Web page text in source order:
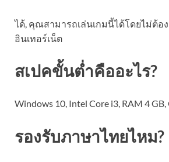
ได้, คุณสามารถเล่นเกมนี้ได้โดยไม่ต้อ
อินเทอร์เน็ต
สเปคขั้นต่ำคืออะไร?
Windows 10, Intel Core i3, RAM 4 GB,
รองรับภาษาไทยไหม?